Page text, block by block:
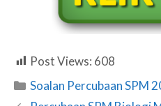
Post Views: 608
Categories
Soalan Percubaan SPM